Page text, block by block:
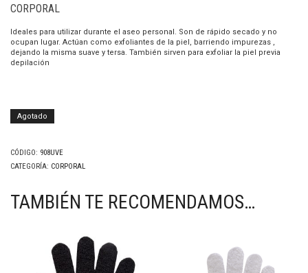
CORPORAL
Ideales para utilizar durante el aseo personal. Son de rápido secado y no
ocupan lugar. Actúan como exfoliantes de la piel, barriendo impurezas ,
dejando la misma suave y tersa. También sirven para exfoliar la piel previa
depilación
Agotado
CÓDIGO: 908UVE
CATEGORÍA: CORPORAL
TAMBIÉN TE RECOMENDAMOS…